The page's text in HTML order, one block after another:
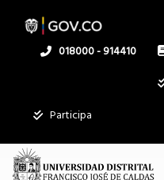
contenido
Linea
018000 - 914410
Participa